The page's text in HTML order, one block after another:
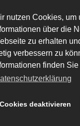
nutzen Cookies, um
über die
zu erhalten
verbessern zu
finden
Cookies deaktivieren